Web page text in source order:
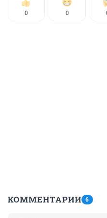
0 0
КОММЕНТАРИИ 6